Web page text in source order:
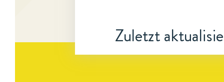
Zuletzt